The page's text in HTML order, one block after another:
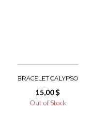
BRACELET CALYPSO
15,00$
Out of Stock